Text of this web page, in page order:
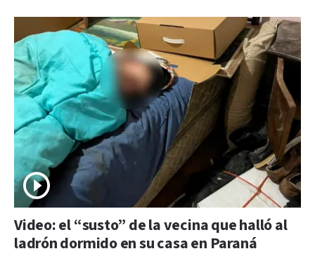
Video: el “susto” de la vecina que halló al
ladrón dormido en su casa en Paraná